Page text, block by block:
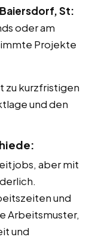
St:
oder am
Projekte
zu kurzfristigen
und den
aber mit
und
Arbeitsmuster,
und